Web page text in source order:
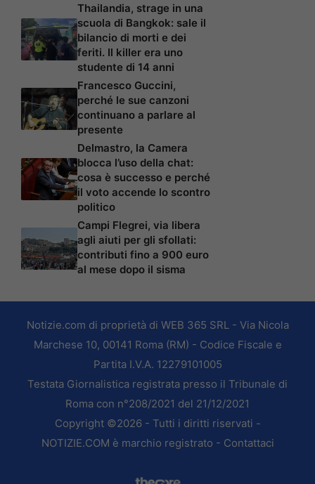
Thailandia, strage in una
scuola di Bangkok: sale il
bilancio di morti e dei
feriti. Il killer era uno
studente di 14 anni
Francesco Guccini,
perché le sue canzoni
continuano a parlare al
presente
Delmastro, la Camera
blocca l’uso della chat:
cosa è successo e perché
il voto accende lo scontro
politico
Campi Flegrei, via libera
agli aiuti per gli sfollati:
contributi fino a 900 euro
al mese dopo il sisma
Notizie.com di proprietà di WEB 365 SRL - Via Nicola
Marchese 10, 00141 Roma (RM) - Codice Fiscale e
Partita I.V.A. 12279101005
Testata Giornalistica registrata presso il Tribunale di
Roma con n°208/2021 del 21/12/2021
Copyright ©2026 - Tutti i diritti riservati -
NOTIZIE.COM è marchio registrato - Contattaci